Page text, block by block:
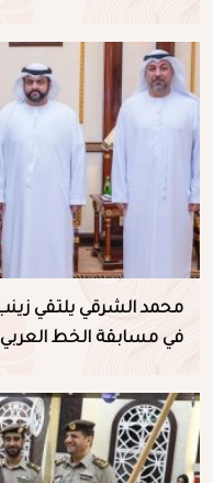
محمد الشرقي يلتقي زينب
في مسابقة الخط العربي